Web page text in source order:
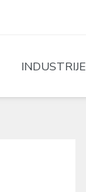
INDUSTRIJE